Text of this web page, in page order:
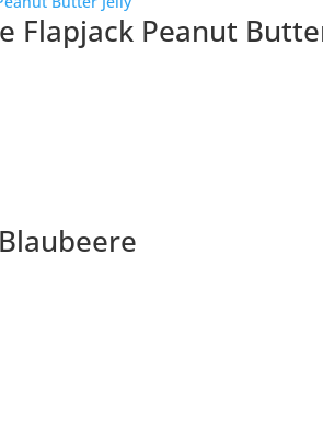
Flapjack Peanut